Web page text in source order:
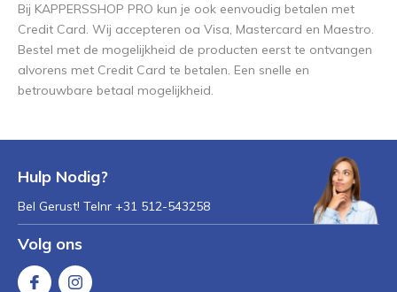
Bij KAPPERSSHOP PRO kun je ook eenvoudig betalen met
Credit Card. Wij accepteren oa Visa, Mastercard en Maestro.
Bestel met de mogelijkheid de producten eerst te ontvangen
alvorens met Credit Card te betalen. Een snelle en
betrouwbare betaal mogelijkheid.
Hulp Nodig?
Bel Gerust! Telnr +31 512-543258
Volg ons